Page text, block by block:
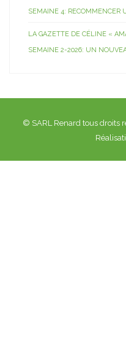
SEMAINE 4: RECOMMENCER
LA GAZETTE DE CÉLINE «
SEMAINE 2-2026: UN
© SARL Renard tous droits